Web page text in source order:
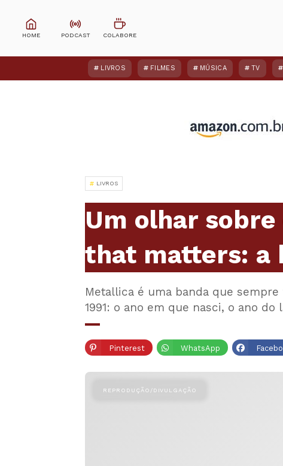
LIVROS FILMES MÚSICA TV
LIVROS
Um olhar
that matters: a
Metallica é uma banda que
1991: o ano em que nasci, o ano
Pinterest WhatsApp